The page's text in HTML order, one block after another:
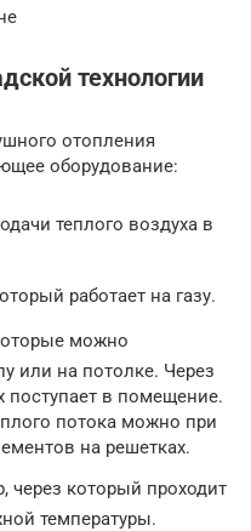
технологии
отопления
оборудование:
теплого воздуха в
работает на газу.
можно
или на потолке. Через
поступает в помещение.
потока можно при
на решетках.
через который проходит
температуры.